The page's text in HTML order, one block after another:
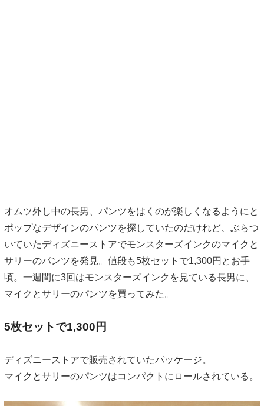
オムツ外し中の長男、パンツをはくのが楽しくなるようにと
ポップなデザインのパンツを探していたのだけれど、ぶらつ
いていたディズニーストアでモンスターズインクのマイクと
サリーのパンツを発見。値段も5枚セットで1,300円とお手
頃。一週間に3回はモンスターズインクを見ている長男に、
マイクとサリーのパンツを買ってみた。
5枚セットで1,300円
ディズニーストアで販売されていたパッケージ。
マイクとサリーのパンツはコンパクトにロールされている。